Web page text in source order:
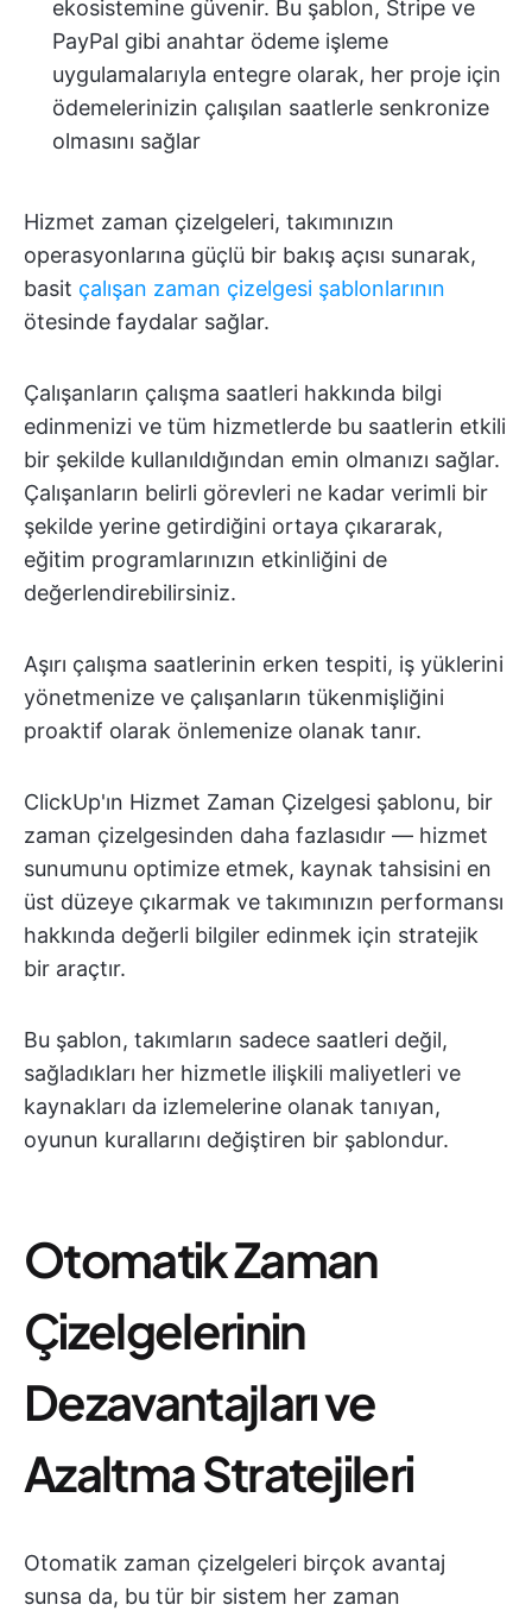
ekosistemine güvenir. Bu şablon, Stripe ve
PayPal gibi anahtar ödeme işleme
uygulamalarıyla entegre olarak, her proje için
ödemelerinizin çalışılan saatlerle senkronize
olmasını sağlar
Hizmet zaman çizelgeleri, takımınızın
operasyonlarına güçlü bir bakış açısı sunarak,
basit çalışan zaman çizelgesi şablonlarının
ötesinde faydalar sağlar.
Çalışanların çalışma saatleri hakkında bilgi
edinmenizi ve tüm hizmetlerde bu saatlerin etkili
bir şekilde kullanıldığından emin olmanızı sağlar.
Çalışanların belirli görevleri ne kadar verimli bir
şekilde yerine getirdiğini ortaya çıkararak,
eğitim programlarınızın etkinliğini de
değerlendirebilirsiniz.
Aşırı çalışma saatlerinin erken tespiti, iş yüklerini
yönetmenize ve çalışanların tükenmişliğini
proaktif olarak önlemenize olanak tanır.
ClickUp'ın Hizmet Zaman Çizelgesi şablonu, bir
zaman çizelgesinden daha fazlasıdır — hizmet
sunumunu optimize etmek, kaynak tahsisini en
üst düzeye çıkarmak ve takımınızın performansı
hakkında değerli bilgiler edinmek için stratejik
bir araçtır.
Bu şablon, takımların sadece saatleri değil,
sağladıkları her hizmetle ilişkili maliyetleri ve
kaynakları da izlemelerine olanak tanıyan,
oyunun kurallarını değiştiren bir şablondur.
Otomatik Zaman
Çizelgelerinin
Dezavantajları ve
Azaltma Stratejileri
Otomatik zaman çizelgeleri birçok avantaj
sunsa da, bu tür bir sistem her zaman